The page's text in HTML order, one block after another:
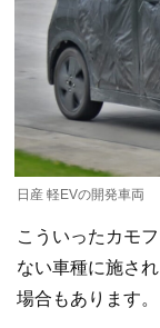
日産 軽EVの開発車両
こういったカモ
ない車種に施さ
場合もあります。